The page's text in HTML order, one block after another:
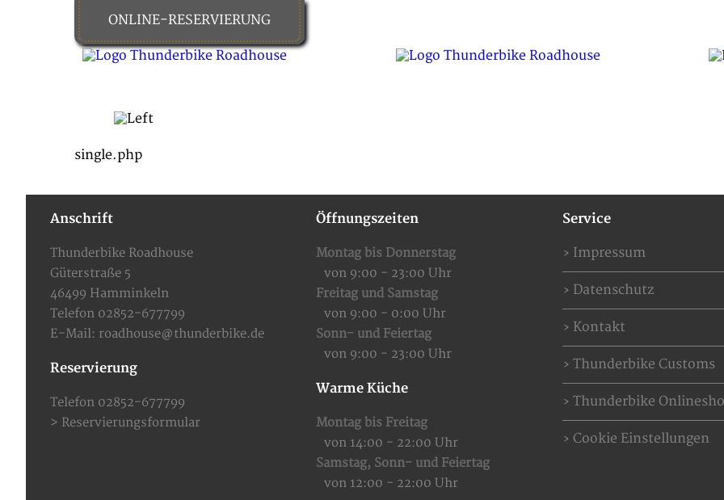
ONLINE-RESERVIERUNG
single.php
Anschrift
Thunderbike Roadhouse
Güterstraße 5
46499 Hamminkeln
Telefon 02852-677799
E-Mail: roadhouse@thunderbike.de
Reservierung
Telefon 02852-677799
> Reservierungsformular
Öffnungszeiten
Montag bis Donnerstag
von 9:00 - 23:00 Uhr
Freitag und Samstag
von 9:00 - 0:00 Uhr
Sonn- und Feiertag
von 9:00 - 23:00 Uhr
Warme Küche
Montag bis Freitag
von 14:00 - 22:00 Uhr
Samstag, Sonn- und Feiertag
von 12:00 - 22:00 Uhr
Service
Impressum
Datenschutz
Kontakt
Thunderbike Customs
Thunderbike
Cookie Einstellungen